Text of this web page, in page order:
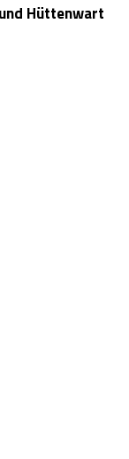
Hüttenwart